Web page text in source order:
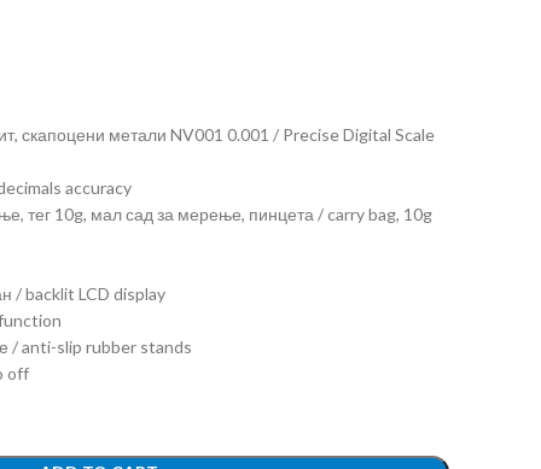
скапоцени метали NV001 0.001 / Precise Digital Scale
accuracy
тег 10g, мал сад за мерење, пинцета / carry bag, 10g
/ backlit LCD display
/ anti-slip rubber stands
off